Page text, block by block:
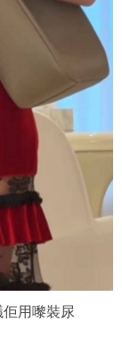
用嚟裝尿